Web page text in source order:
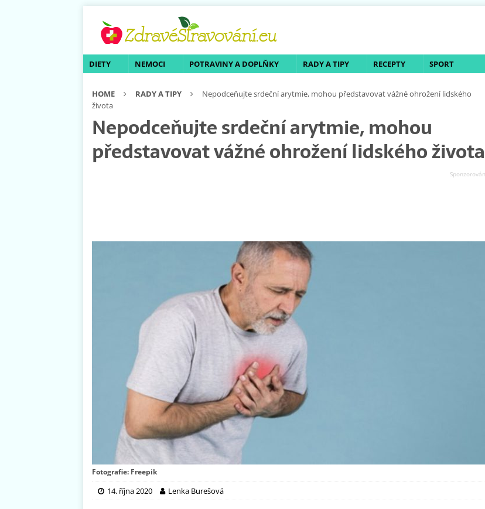
DIETY NEMOCI POTRAVINY A DOPLŇKY RADY A TIPY RECEPTY SPORT
HOME RADY A TIPY
Nepodceňujte srdeční arytmie, mohou představovat vážné ohrožení lidského
života
Nepodceňujte srdeční arytmie, mohou
představovat vážné ohrožení lidského života
Fotografie: Freepik
14. října 2020 Lenka Burešová